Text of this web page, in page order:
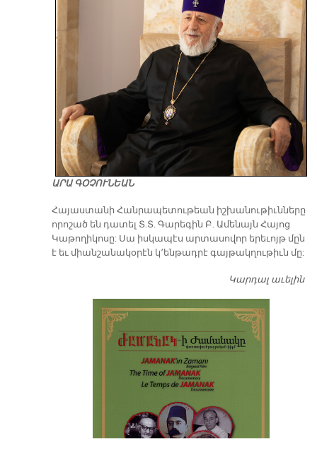
ԱՐԱ ԳՕՉՈՒՆԵԱՆ
​Հայաստանի Հանրապետութեան իշխանութիւնները
որոշած են դատել Տ.Տ. Գարեգին Բ. Ամենայն Հայոց
Կաթողիկոսը: Սա իսկապէս արտասովոր երեւոյթ մըն
է եւ միանշանակօրէն կ՚ենթադրէ գայթակղութիւն մը:
Կարդալ աւելին